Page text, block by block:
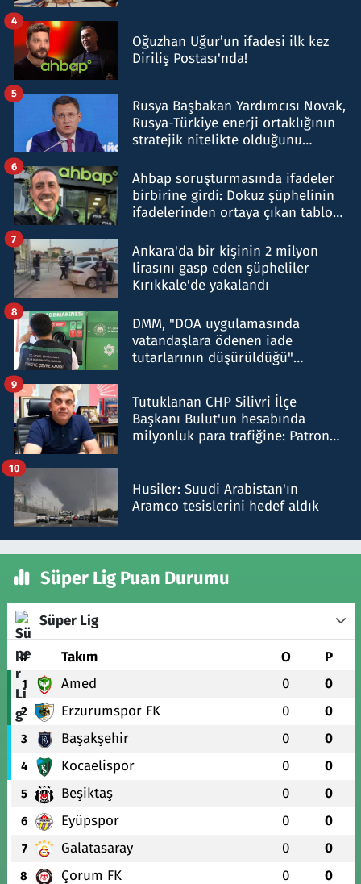
Oğuzhan Uğur’un ifadesi ilk kez
Diriliş Postası'nda!
4
Rusya Başbakan Yardımcısı Novak,
Rusya-Türkiye enerji ortaklığının
stratejik nitelikte olduğunu
5
Ahbap soruşturmasında ifadeler
birbirine girdi: Dokuz şüphelinin
ifadelerinden ortaya çıkan tablo
6
Ankara'da bir kişinin 2 milyon
lirasını gasp eden şüpheliler
Kırıkkale'de yakalandı
7
DMM, "DOA uygulamasında
vatandaşlara ödenen iade
tutarlarının düşürüldüğü"
8
Tutuklanan CHP Silivri İlçe
Başkanı Bulut'un hesabında
milyonluk para trafiğine: Patron
9
Husiler: Suudi Arabistan'ın
Aramco tesislerini hedef aldık
10
Süper Lig Puan Durumu
Süper Lig
# Takım O P
1 Amed 0 0
2 Erzurumspor FK 0 0
3 Başakşehir 0 0
4 Kocaelispor 0 0
5 Beşiktaş 0 0
6 Eyüpspor 0 0
7 Galatasaray 0 0
8 Çorum FK 0 0